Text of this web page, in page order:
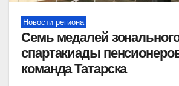
Новости региона
Семь медалей
спартакиады
команда Татарска